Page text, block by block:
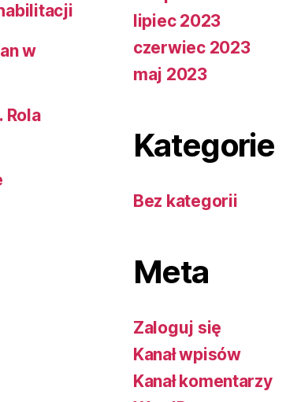
w
Rola
lipiec 2023
czerwiec 2023
maj 2023
Kategorie
Bez kategorii
Meta
Zaloguj się
Kanał wpisów
Kanał komentarzy